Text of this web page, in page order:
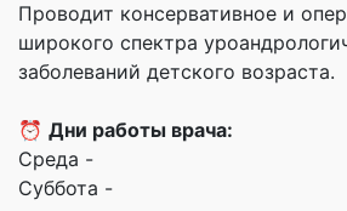
Проводит консервативное и
широкого спектра
заболеваний детского возраста.
⏰ Дни работы врача:
Среда -
Суббота -